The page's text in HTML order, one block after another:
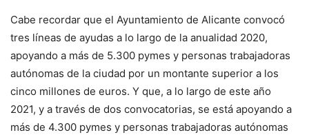
Cabe recordar que el Ayuntamiento de Alicante convocó
tres líneas de ayudas a lo largo de la anualidad 2020,
apoyando a más de 5.300 pymes y personas trabajadoras
autónomas de la ciudad por un montante superior a los
cinco millones de euros. Y que, a lo largo de este año
2021, y a través de dos convocatorias, se está apoyando a
más de 4.300 pymes y personas trabajadoras autónomas